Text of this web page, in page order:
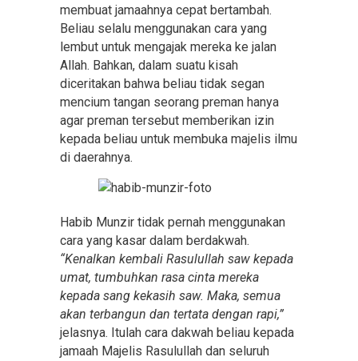
membuat jamaahnya cepat bertambah.
Beliau selalu menggunakan cara yang
lembut untuk mengajak mereka ke jalan
Allah. Bahkan, dalam suatu kisah
diceritakan bahwa beliau tidak segan
mencium tangan seorang preman hanya
agar preman tersebut memberikan izin
kepada beliau untuk membuka majelis ilmu
di daerahnya.
Habib Munzir tidak pernah menggunakan
cara yang kasar dalam berdakwah.
“Kenalkan kembali Rasulullah saw kepada
umat, tumbuhkan rasa cinta mereka
kepada sang kekasih saw. Maka, semua
akan terbangun dan tertata dengan rapi,”
jelasnya. Itulah cara dakwah beliau kepada
jamaah Majelis Rasulullah dan seluruh